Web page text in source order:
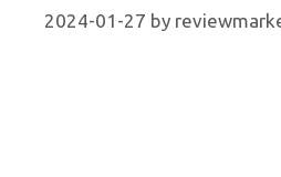
2024-01-27 by